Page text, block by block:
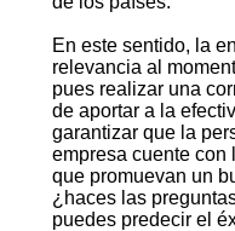
En este sentido, la
relevancia al
pues realizar una
de aportar a la
garantizar que la
empresa cuente con
que promuevan un
¿haces las
puedes predecir el